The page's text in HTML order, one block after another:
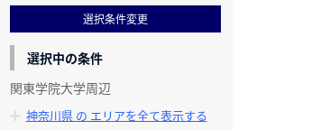
選択条件変更
選択中の条件
関東学院大学周辺
神奈川県 の エリアを全て表示する